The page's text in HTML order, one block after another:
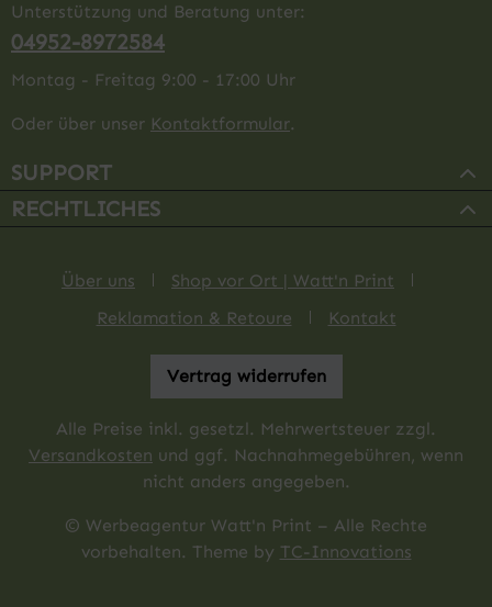
Unterstützung und Beratung unter:
04952-8972584
Montag - Freitag 9:00 - 17:00 Uhr
Oder über unser Kontaktformular.
SUPPORT
RECHTLICHES
Über uns
Shop vor Ort | Watt'n Print
Reklamation & Retoure
Kontakt
Vertrag widerrufen
Alle Preise inkl. gesetzl. Mehrwertsteuer zzgl.
Versandkosten und ggf. Nachnahmegebühren, wenn
nicht anders angegeben.
© Werbeagentur Watt'n Print – Alle Rechte
vorbehalten. Theme by TC-Innovations